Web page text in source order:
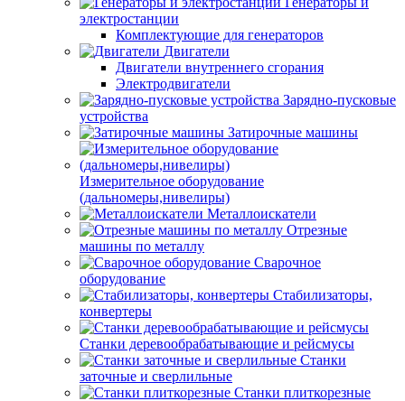
электростанции
Комплектующие для генераторов
Двигатели
Двигатели внутреннего сгорания
Электродвигатели
Зарядно-пусковые
устройства
Затирочные машины
Измерительное оборудование
(дальномеры,нивелиры)
Металлоискатели
Отрезные
машины по металлу
Сварочное
оборудование
Стабилизаторы,
конвертеры
Станки деревообрабатывающие и рейсмусы
Станки
заточные и сверлильные
Станки плиткорезные